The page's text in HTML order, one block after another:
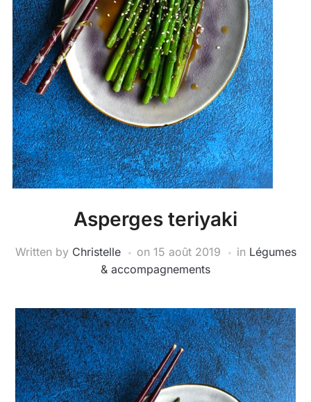
Asperges teriyaki
Written by Christelle on 15 août 2019 in Légumes
& accompagnements